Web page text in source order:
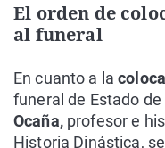
El orden de
al funeral
En cuanto a la
funeral de Estado de
Ocaña, profesor e
Historia Dinástica,